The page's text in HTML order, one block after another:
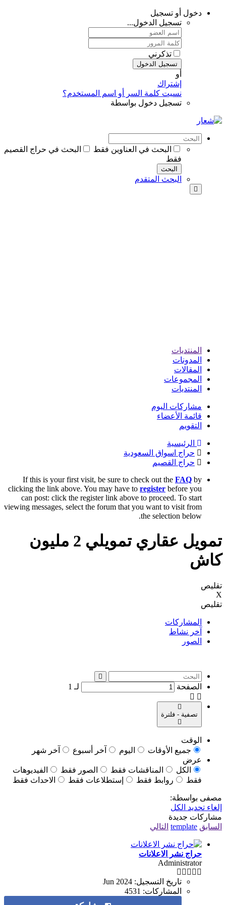
دخول أو تسجيل
تسجيل الدخول...
تذكرني
تسجيل الدخول
أو
إشتراك
نسيت كلمة السر أو اسم المستخدم؟
تسجيل دخول بواسطة
البحث في العناوين فقط
البحث في حراج القصيم
فقط
البحث
البحث المتقدم
المنتديات
المدونات
المقالات
المجموعات
المنتديات
مشاركات اليوم
قائمة الأعضاء
التقويم
الرئيسية
حراج اسواق السعودية
حراج القصيم
If this is your first visit, be sure to check out the FAQ by
clicking the link above. You may have to register before you
can post: click the register link above to proceed. To start
viewing messages, select the forum that you want to visit from
the selection below.
تمويل عقاري تمويلي 2 مليون
كاش
تقليص
X
تقليص
المشاركات
آخر نشاط
الصور
الصفحة لـ 1
تصفية - فلترة
الوقت
جميع الأوقات
اليوم آخر أسبوع
آخر شهر
عرض
الكل
المناقشات فقط الصور فقط
الفيديوهات
فقط
روابط فقط إستطلاعات فقط الاحداث فقط
مصفى بواسطة:
إلغاء تحديد الكل
مشاركات جديدة
السابق template التالي
حراج نشر الاعلانات
Administrator
تاريخ التسجيل: Jun 2024
المشاركات: 4531